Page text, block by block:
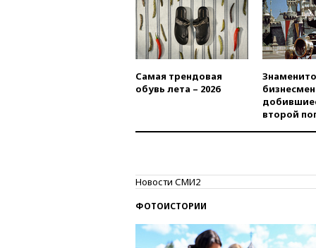
Самая трендовая
обувь лета – 2026
второй
Новости СМИ2
ФОТОИСТОРИИ